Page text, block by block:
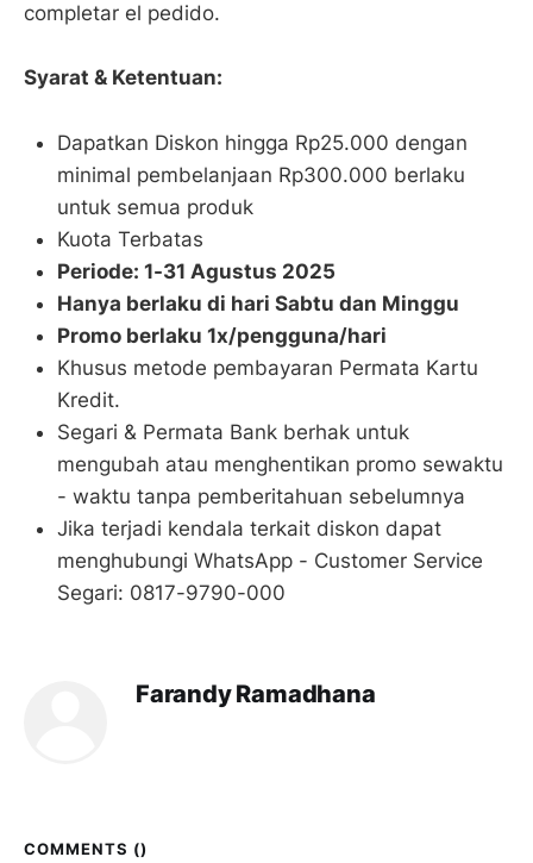
completar el pedido.
Syarat & Ketentuan:
Dapatkan Diskon hingga Rp25.000 dengan
minimal pembelanjaan Rp300.000 berlaku
untuk semua produk
Kuota Terbatas
Periode: 1-31 Agustus 2025
Hanya berlaku di hari Sabtu dan Minggu
Promo berlaku 1x/pengguna/hari
Khusus metode pembayaran Permata Kartu
Kredit.
Segari & Permata Bank berhak untuk
mengubah atau menghentikan promo sewaktu
- waktu tanpa pemberitahuan sebelumnya
Jika terjadi kendala terkait diskon dapat
menghubungi WhatsApp - Customer Service
Segari: 0817-9790-000
Farandy Ramadhana
COMMENTS ()